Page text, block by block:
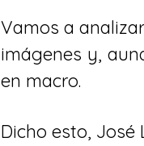
Vamos a
imágenes y,
en macro.
Dicho esto,